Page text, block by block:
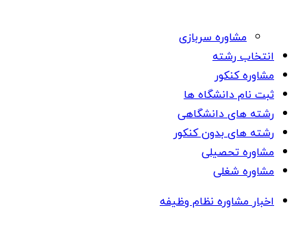
مشاوره سربازی
انتخاب رشته
مشاوره کنکور
ثبت نام دانشگاه ها
رشته های دانشگاهی
رشته های بدون کنکور
مشاوره تحصیلی
مشاوره شغلی
اخبار مشاوره نظام وظیفه